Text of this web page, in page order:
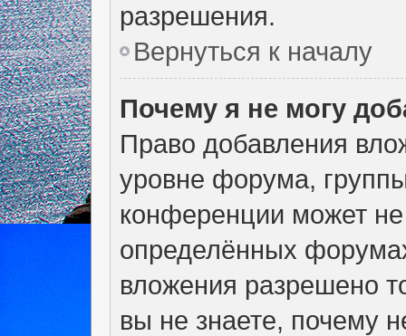
разрешения.
Вернуться к началу
Почему я не могу
Право добавления
уровне форума,
конференции может
определённых
вложения разрешено
вы не знаете, почему